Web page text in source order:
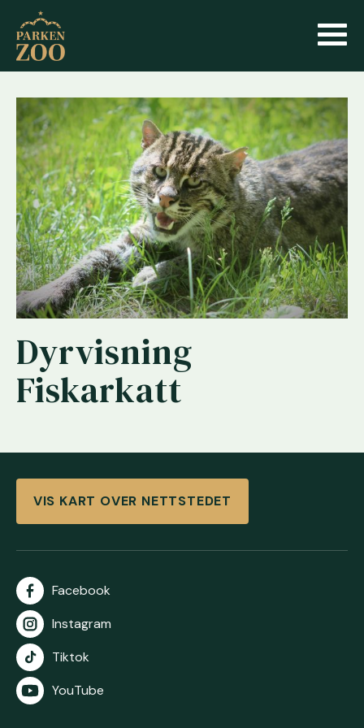
Dyrvisning
Fiskarkatt
VIS KART OVER NETTSTEDET
Facebook
Instagram
Tiktok
YouTube